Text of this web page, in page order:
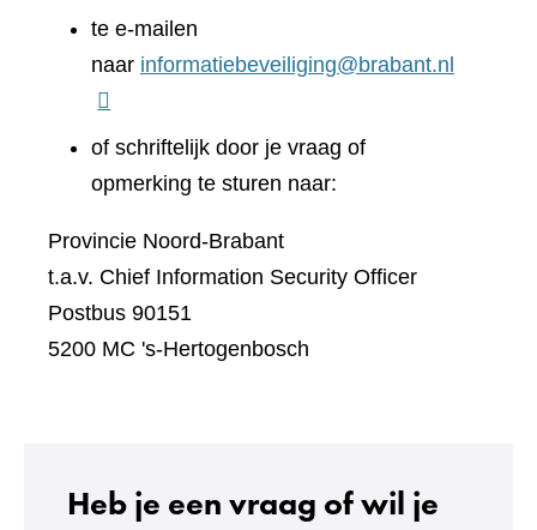
te e-mailen
naar informatiebeveiliging@brabant.nl
of schriftelijk door je vraag of
opmerking te sturen naar:
Provincie Noord-Brabant
t.a.v. Chief Information Security Officer
Postbus 90151
5200 MC 's-Hertogenbosch
Heb je een vraag of wil je